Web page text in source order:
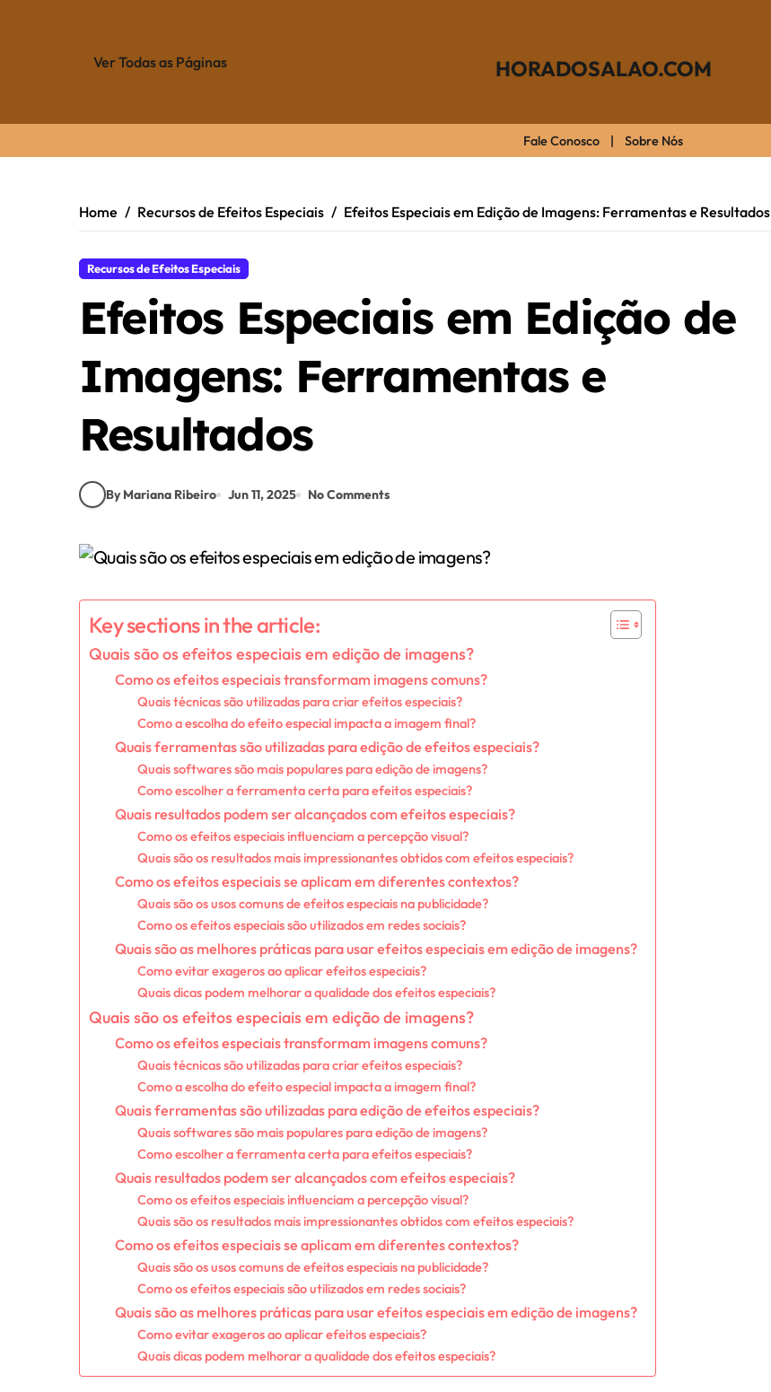
Ver Todas as Páginas HORADOSALAO.COM
Fale Conosco | Sobre Nós
Home Recursos de Efeitos Especiais Efeitos Especiais em Edição de Imagens: Ferramentas e Resultados
Recursos de Efeitos Especiais
Efeitos Especiais em Edição de
Imagens: Ferramentas e
Resultados
By Mariana Ribeiro Jun 11, 2025 No Comments
Key sections in the article:
Quais são os efeitos especiais em edição de imagens?
Como os efeitos especiais transformam imagens comuns?
Quais técnicas são utilizadas para criar efeitos especiais?
Como a escolha do efeito especial impacta a imagem final?
Quais ferramentas são utilizadas para edição de efeitos especiais?
Quais softwares são mais populares para edição de imagens?
Como escolher a ferramenta certa para efeitos especiais?
Quais resultados podem ser alcançados com efeitos especiais?
Como os efeitos especiais influenciam a percepção visual?
Quais são os resultados mais impressionantes obtidos com efeitos especiais?
Como os efeitos especiais se aplicam em diferentes contextos?
Quais são os usos comuns de efeitos especiais na publicidade?
Como os efeitos especiais são utilizados em redes sociais?
Quais são as melhores práticas para usar efeitos especiais em edição de imagens?
Como evitar exageros ao aplicar efeitos especiais?
Quais dicas podem melhorar a qualidade dos efeitos especiais?
Quais são os efeitos especiais em edição de imagens?
Como os efeitos especiais transformam imagens comuns?
Quais técnicas são utilizadas para criar efeitos especiais?
Como a escolha do efeito especial impacta a imagem final?
Quais ferramentas são utilizadas para edição de efeitos especiais?
Quais softwares são mais populares para edição de imagens?
Como escolher a ferramenta certa para efeitos especiais?
Quais resultados podem ser alcançados com efeitos especiais?
Como os efeitos especiais influenciam a percepção visual?
Quais são os resultados mais impressionantes obtidos com efeitos especiais?
Como os efeitos especiais se aplicam em diferentes contextos?
Quais são os usos comuns de efeitos especiais na publicidade?
Como os efeitos especiais são utilizados em redes sociais?
Quais são as melhores práticas para usar efeitos especiais em edição de imagens?
Como evitar exageros ao aplicar efeitos especiais?
Quais dicas podem melhorar a qualidade dos efeitos especiais?